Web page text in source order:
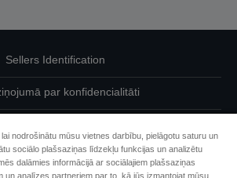
Sellers Identification
par konfidencialitāti
ar mums par saviem datiem
nodrošinātu mūsu vietnes darbību, pielāgotu saturu un
sociālo plašsaziņas līdzekļu funkcijas un analizētu
dalāmies informācijā ar sociālajiem plašsaziņas
un analīzes partneriem par to, kā jūs izmantojat mūsu